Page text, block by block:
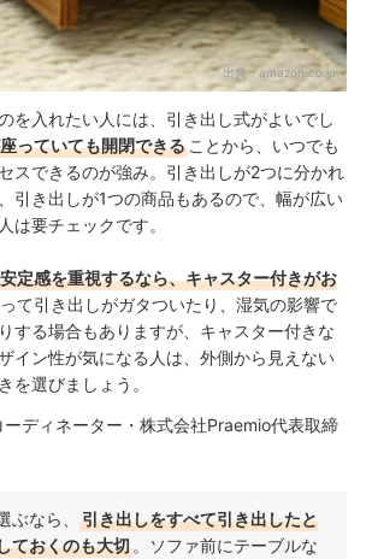
出典：amazon.co.jp
を入れたい人には、引き出し式がよいでし
っていても開閉できる ことから、いつでも
スできるのが強み。引き出しが2つに分かれ
引き出しが1つの商品もあるので、幅が広い
は要チェックです。
定感を重視するなら、キャスター付きがお
て引き出しがガタついたり、湿気の影響で
する場合もありますが、キャスター付きな
イン性が気になる人は、外側から見えない
を選びましょう。
ーディネーター・株式会社Praemio代表取締
ぶなら、
引き出しをすべて引き出したと
ておくのも大切 。ソファ前にテーブルな